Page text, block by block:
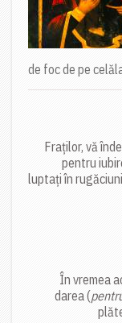
de foc de pe
Fraților, vă
pentru
luptați în
În vremea
darea (